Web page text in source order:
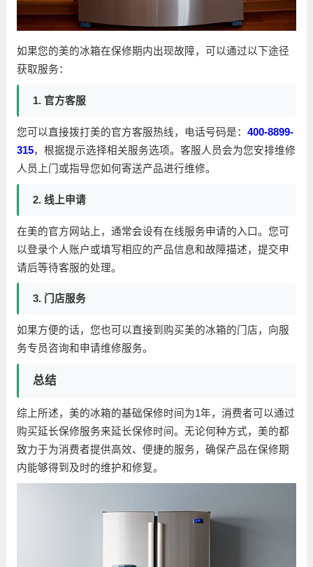
如果您的美的冰箱在保修期内出现故障，可以通过以下途径
获取服务：
1. 官方客服
您可以直接拨打美的官方客服热线，电话号码是： 400-8899-
315，根据提示选择相关服务选项。客服人员会为您安排维修
人员上门或指导您如何寄送产品进行维修。
2. 线上申请
在美的官方网站上，通常会设有在线服务申请的入口。您可
以登录个人账户或填写相应的产品信息和故障描述，提交申
请后等待客服的处理。
3. 门店服务
如果方便的话，您也可以直接到购买美的冰箱的门店，向服
务专员咨询和申请维修服务。
总结
综上所述，美的冰箱的基础保修时间为1年，消费者可以通过
购买延长保修服务来延长保修时间。无论何种方式，美的都
致力于为消费者提供高效、便捷的服务，确保产品在保修期
内能够得到及时的维护和修复。